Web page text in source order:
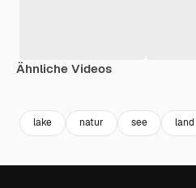
Ähnliche Videos
lake natur see land